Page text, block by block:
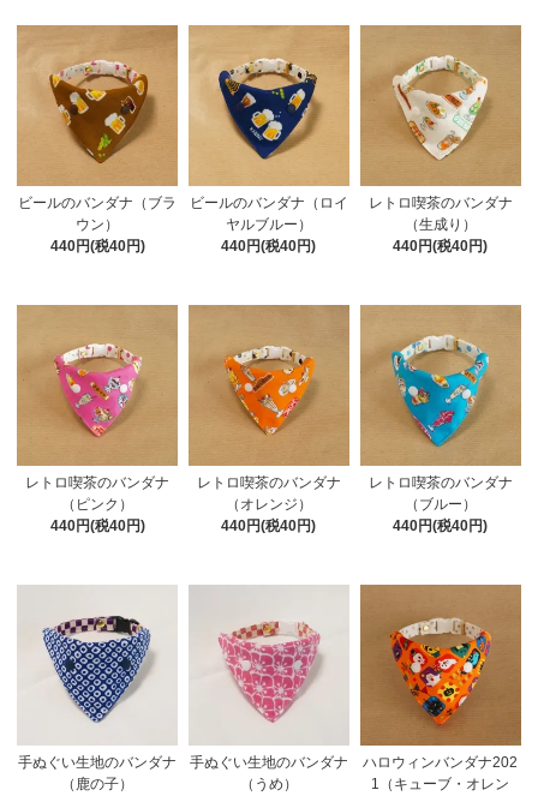
ビールのバンダナ（ブラ
ウン）
440円(税40円)
ビールのバンダナ（ロイ
ヤルブルー）
440円(税40円)
レトロ喫茶のバンダナ
（生成り）
440円(税40円)
レトロ喫茶のバンダナ
（ピンク）
440円(税40円)
レトロ喫茶のバンダナ
（オレンジ）
440円(税40円)
レトロ喫茶のバンダナ
（ブルー）
440円(税40円)
手ぬぐい生地のバンダナ
（鹿の子）
手ぬぐい生地のバンダナ
（うめ）
ハロウィンバンダナ202
1（キューブ・オレン